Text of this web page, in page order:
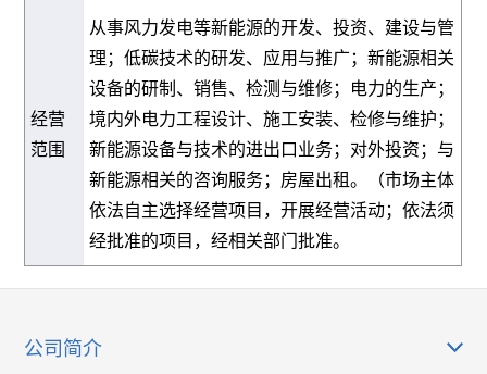
经营
范围
从事风力发电等新能源的开发、投资、建设与管
理；低碳技术的研发、应用与推广；新能源相关
设备的研制、销售、检测与维修；电力的生产；
境内外电力工程设计、施工安装、检修与维护；
新能源设备与技术的进出口业务；对外投资；与
新能源相关的咨询服务；房屋出租。（市场主体
依法自主选择经营项目，开展经营活动；依法须
经批准的项目，经相关部门批准。
公司简介